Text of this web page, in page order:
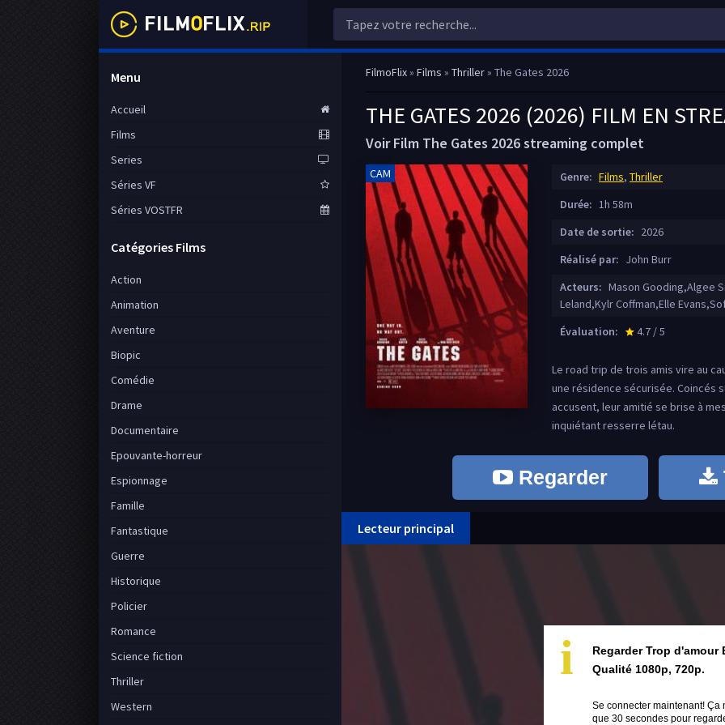
FilmoFlix» Films » Thriller» The Gates 2026
THE GATES 2026 (2026) FILM EN
Voir Film The Gates 2026 streaming complet
CAM Genre: Films, Thriller
Durée: 1h 58m
Date de sortie: 2026
Réalisé par: John Burr
Acteurs: Mason Gooding,Algee
Leland,Kylr Coffman,Elle
Évaluation:
star_rate
4.7 / 5
Le road trip de trois amis vire au
une résidence sécurisée. Coincés
accusent, leur amitié se brise à
inquiétant resserre létau.
Regarder
Lecteur principal
i
Regarder Trop d'amour
Qualité 1080p, 720p.
Se connecter maintenant! Ça
que 30 secondes pour
Menu
Accueil
Films
Series
Séries VF
Séries VOSTFR
Catégories Films
Action
Animation
Aventure
Biopic
Comédie
Drame
Documentaire
Epouvante-horreur
Espionnage
Famille
Fantastique
Guerre
Historique
Policier
Romance
Science fiction
Thriller
Western